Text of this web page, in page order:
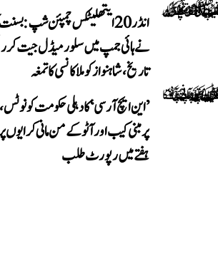
انڈر 20 ایتھلیٹکس چمپئن شپ:
نے ہائی جمپ میں سلور میڈل جیت کر
تاریخ، شاہنواز کو ملا کانسی کا تمغہ
’این ایچ آر سی‘ کا دہلی حکومت کو
ہفتے میں رپورٹ طلب